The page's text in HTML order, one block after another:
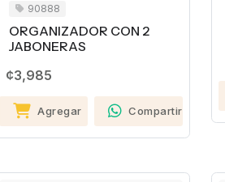
90888
ORGANIZADOR CON 2
JABONERAS
¢3,985
Agregar Compartir